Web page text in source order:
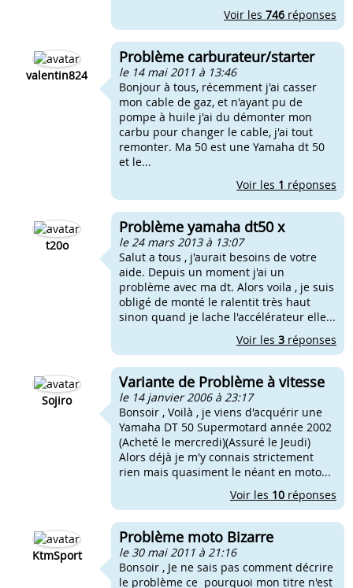
Voir les 746 réponses
valentin824
Problème carburateur/starter
le 14 mai 2011 à 13:46
Bonjour à tous, récemment j'ai casser
mon cable de gaz, et n'ayant pu de
pompe à huile j'ai du démonter mon
carbu pour changer le cable, j'ai tout
remonter. Ma 50 est une Yamaha dt 50
et le...
Voir les 1 réponses
t20o
Problème yamaha dt50 x
le 24 mars 2013 à 13:07
Salut a tous , j'aurait besoins de votre
aide. Depuis un moment j'ai un
problème avec ma dt. Alors voila , je suis
obligé de monté le ralentit très haut
sinon quand je lache l'accélérateur elle...
Voir les 3 réponses
Sojiro
Variante de Problème à vitesse
le 14 janvier 2006 à 23:17
Bonsoir , Voilà , je viens d'acquérir une
Yamaha DT 50 Supermotard année 2002
(Acheté le mercredi)(Assuré le Jeudi)
Alors déjà je m'y connais strictement
rien mais quasiment le néant en moto...
Voir les 10 réponses
KtmSport
Problème moto Bizarre
le 30 mai 2011 à 21:16
Bonsoir , Je ne sais pas comment décrire
le problème ce pourquoi mon titre n'est